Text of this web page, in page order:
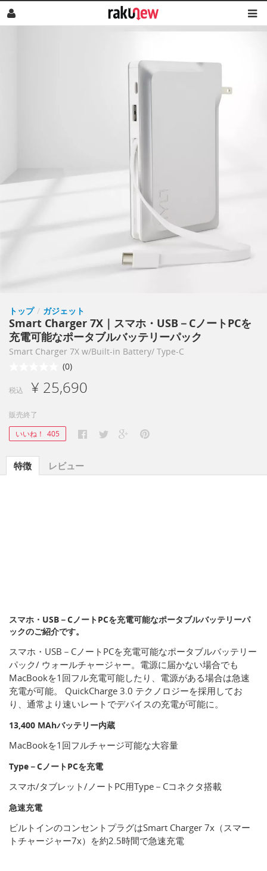
トップ / ガジェット
Smart Charger 7X｜スマホ・USB－CノートPCを
充電可能なポータブルバッテリーパック
Smart Charger 7X w/Built-in Battery/ Type-C
(0)
税込 ¥ 25,690
販売終了
いいね！ 405
特徴 レビュー
スマホ・USB－CノートPCを充電可能なポータブルバッテリーパ
ックのご紹介です。
スマホ・USB－CノートPCを充電可能なポータブルバッテリー
パック/ ウォールチャージャー。電源に届かない場合でも
MacBookを1回フル充電可能したり、電源がある場合は急速
充電が可能。 QuickCharge 3.0 テクノロジーを採用してお
り、通常より速いレートでデバイスの充電が可能に。
13,400 MAhバッテリー内蔵
MacBookを1回フルチャージ可能な大容量
Type－CノートPCを充電
スマホ/タブレット/ノートPC用Type－Cコネクタ搭載
急速充電
ビルトインのコンセントプラグはSmart Charger 7x（スマー
トチャージャー7x）を約2.5時間で急速充電